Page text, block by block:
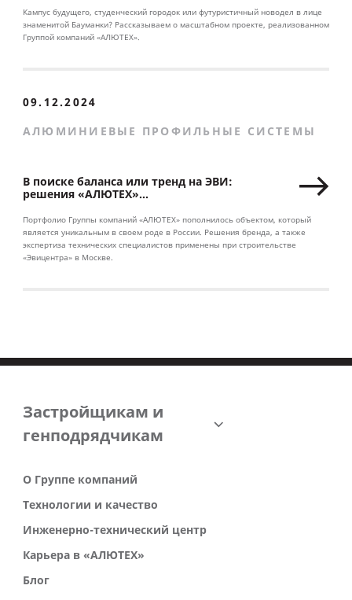
Кампус будущего, студенческий городок или футуристичный новодел в лице
знаменитой Бауманки? Рассказываем о масштабном проекте, реализованном
Группой компаний «АЛЮТЕХ».
09.12.2024
АЛЮМИНИЕВЫЕ ПРОФИЛЬНЫЕ СИСТЕМЫ
В поиске баланса или тренд на ЭВИ:
решения «АЛЮТЕХ»
в Москве
Портфолио Группы компаний «АЛЮТЕХ» пополнилось объектом, который
является уникальным в своем роде в России. Решения бренда, а также
экспертиза технических специалистов применены при строительстве
«Эвицентра» в Москве.
Застройщикам и
генподрядчикам
О Группе компаний
Технологии и качество
Инженерно-технический центр
Карьера в «АЛЮТЕХ»
Блог